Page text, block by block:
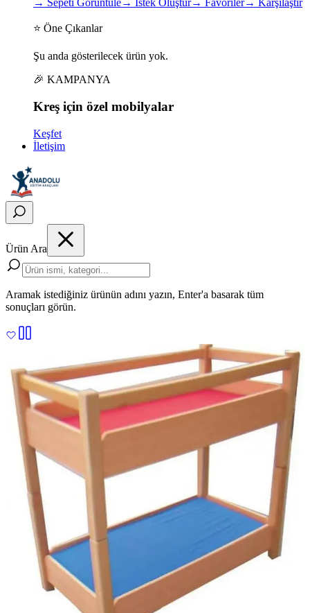
→ Sepeti Görüntüle→ İstek Oluştur→ Favoriler→ Karşılaştır
⭐ Öne Çıkanlar
Şu anda gösterilecek ürün yok.
🎉 KAMPANYA
Kreş için özel mobilyalar
Keşfet
İletişim
Ürün Ara
Aramak istediğiniz ürünün adını yazın, Enter'a basarak tüm
sonuçları görün.